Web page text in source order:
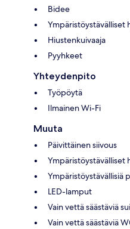
Bidee
Hiustenkuivaaja
Pyyhkeet
Yhteydenpito
Työpöytä
Ilmainen Wi-Fi
Muuta
Päivittäinen siivous
Ympäristöystävällisiä
LED-lamput
Vain vettä säästäviä
Vain vettä säästäviä